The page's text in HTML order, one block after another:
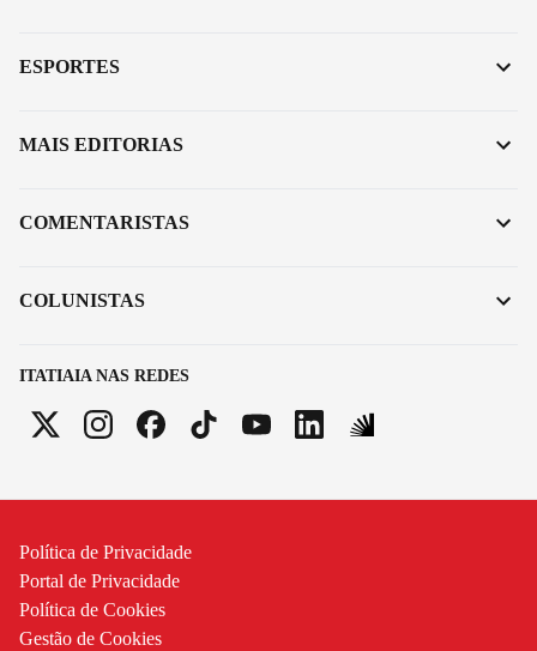
ITATIAIA NAS REDES
ESPORTES
MAIS EDITORIAS
COMENTARISTAS
COLUNISTAS
Política de Privacidade
Portal de Privacidade
Política de Cookies
Gestão de Cookies